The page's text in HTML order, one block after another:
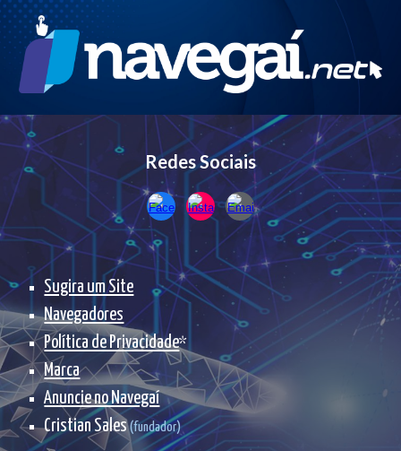
Redes Sociais
Sugira um Site
Navegadores
Política de Privacidade*
Marca
Anuncie no Navegaí
Cristian Sales (fundador)